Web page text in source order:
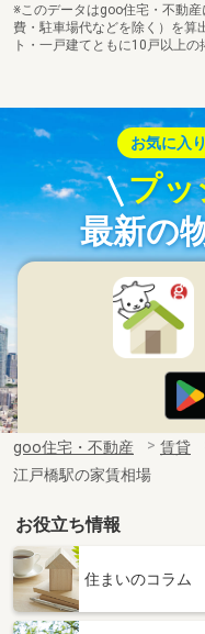
※このデータはgoo住宅・不動
費・駐車場代などを除く）を算
ト・一戸建てともに10戸以上の
お気に入
プッ
最新の
goo住宅・不動産 賃貸
江戸橋駅の家賃相場
お役立ち情報
住まいのコラム